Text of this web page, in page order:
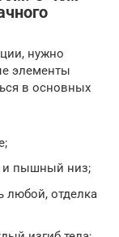
нужно
элементы
в основных
и пышный низ;
любой, отделка